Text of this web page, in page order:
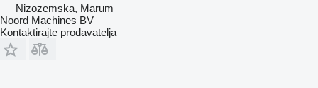
Nizozemska, Marum
Noord Machines BV
Kontaktirajte prodavatelja